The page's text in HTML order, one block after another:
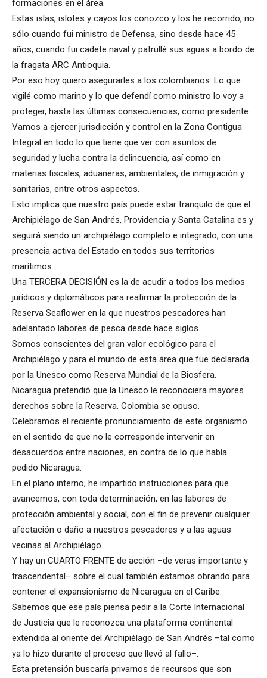
formaciones en el área.
Estas islas, islotes y cayos los conozco y los he recorrido, no
sólo cuando fui ministro de Defensa, sino desde hace 45
años, cuando fui cadete naval y patrullé sus aguas a bordo de
la fragata ARC Antioquia.
Por eso hoy quiero asegurarles a los colombianos: Lo que
vigilé como marino y lo que defendí como ministro lo voy a
proteger, hasta las últimas consecuencias, como presidente.
Vamos a ejercer jurisdicción y control en la Zona Contigua
Integral en todo lo que tiene que ver con asuntos de
seguridad y lucha contra la delincuencia, así como en
materias fiscales, aduaneras, ambientales, de inmigración y
sanitarias, entre otros aspectos.
Esto implica que nuestro país puede estar tranquilo de que el
Archipiélago de San Andrés, Providencia y Santa Catalina es y
seguirá siendo un archipiélago completo e integrado, con una
presencia activa del Estado en todos sus territorios
marítimos.
Una TERCERA DECISIÓN es la de acudir a todos los medios
jurídicos y diplomáticos para reafirmar la protección de la
Reserva Seaflower en la que nuestros pescadores han
adelantado labores de pesca desde hace siglos.
Somos conscientes del gran valor ecológico para el
Archipiélago y para el mundo de esta área que fue declarada
por la Unesco como Reserva Mundial de la Biosfera.
Nicaragua pretendió que la Unesco le reconociera mayores
derechos sobre la Reserva. Colombia se opuso.
Celebramos el reciente pronunciamiento de este organismo
en el sentido de que no le corresponde intervenir en
desacuerdos entre naciones, en contra de lo que había
pedido Nicaragua.
En el plano interno, he impartido instrucciones para que
avancemos, con toda determinación, en las labores de
protección ambiental y social, con el fin de prevenir cualquier
afectación o daño a nuestros pescadores y a las aguas
vecinas al Archipiélago.
Y hay un CUARTO FRENTE de acción –de veras importante y
trascendental– sobre el cual también estamos obrando para
contener el expansionismo de Nicaragua en el Caribe.
Sabemos que ese país piensa pedir a la Corte Internacional
de Justicia que le reconozca una plataforma continental
extendida al oriente del Archipiélago de San Andrés –tal como
ya lo hizo durante el proceso que llevó al fallo–.
Esta pretensión buscaría privarnos de recursos que son